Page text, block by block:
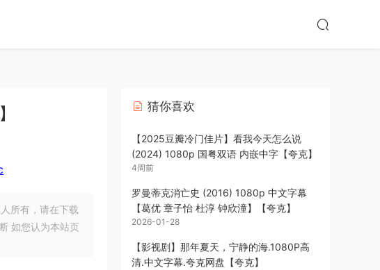
所有，请在下载
如您认为本站页
猜你喜欢
【2025豆瓣冷门佳片】看我今天怎么说
(2024) 1080p 国粤双语 内嵌中字【夸克】
4周前
罗曼蒂克消亡史 (2016) 1080p 中文字幕
【葛优 章子怡 杜淳 钟欣潼】【夸克】
2026-01-28
【影视剧】那年夏天，宁静的海.1080P高
清.中文字幕.夸克网盘【夸克】